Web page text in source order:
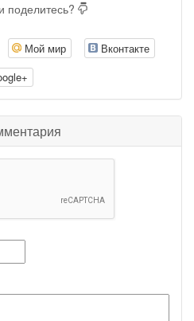
поделитесь?
Мой мир
Вконтакте